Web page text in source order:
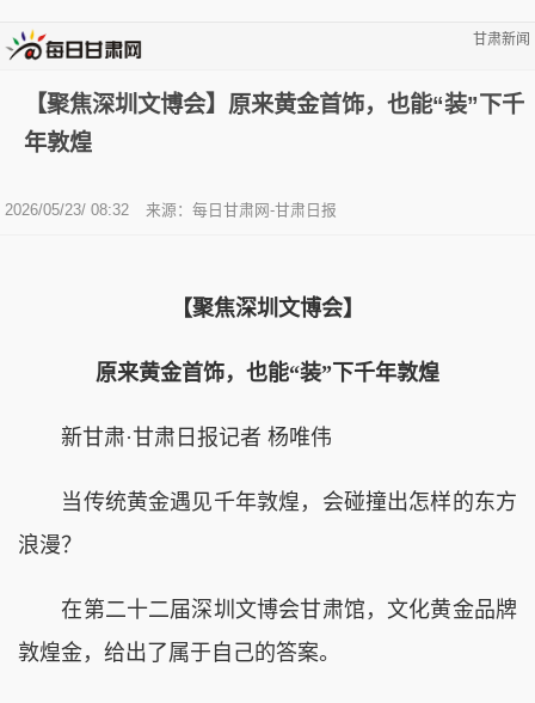
甘肃新闻
【聚焦深圳文博会】原来黄金首饰，也能“装”下千
年敦煌
2026/05/23/ 08:32 来源：每日甘肃网-甘肃日报
【聚焦深圳文博会】
原来黄金首饰，也能“装”下千年敦煌
新甘肃·甘肃日报记者 杨唯伟
当传统黄金遇见千年敦煌，会碰撞出怎样的东方
浪漫？
在第二十二届深圳文博会甘肃馆，文化黄金品牌
敦煌金，给出了属于自己的答案。